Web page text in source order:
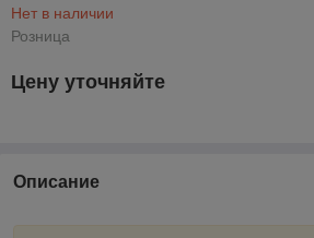
Нет в наличии
Розница
Цену уточняйте
Описание